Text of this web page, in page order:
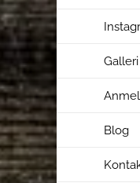
Galleri
Blog